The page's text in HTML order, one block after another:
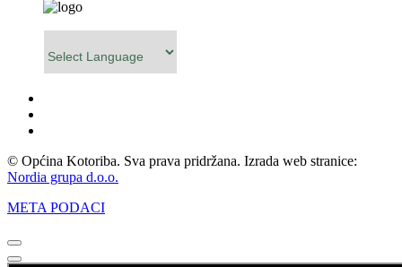
© Općina Kotoriba. Sva prava pridržana. Izrada web stranice:
Nordia grupa d.o.o.
META PODACI